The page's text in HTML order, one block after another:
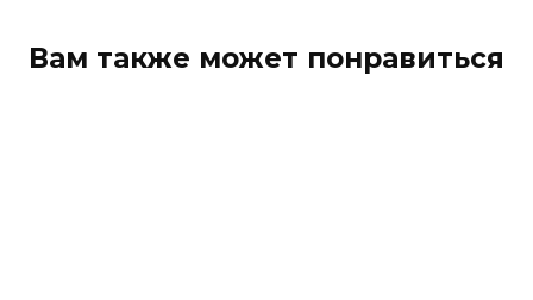
Вам также может понравиться